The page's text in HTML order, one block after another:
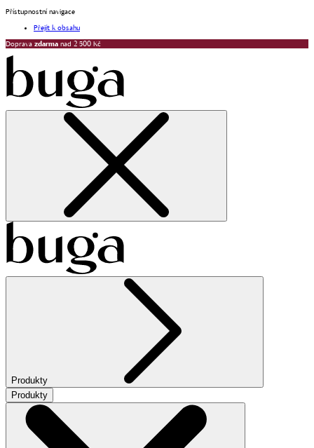
Přístupnostní navigace
Přejít k obsahu
Doprava zdarma nad 2 500 Kč
Produkty
Produkty